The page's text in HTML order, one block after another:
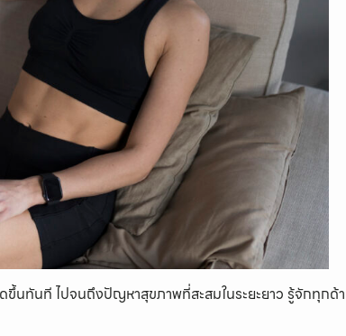
นทันที ไปจนถึงปัญหาสุขภาพที่สะสมในระยะยาว รู้จักทุกด้